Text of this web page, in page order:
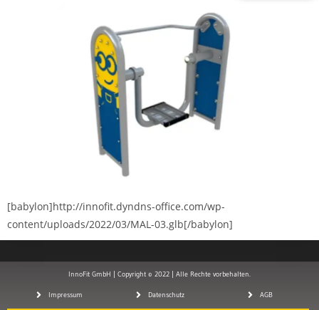
[babylon]http://innofit.dyndns-office.com/wp-
content/uploads/2022/03/MAL-03.glb[/babylon]
InnoFit GmbH | Copyright © 2022 | Alle Rechte vorbehalten.
Impressum Datenschutz AGB